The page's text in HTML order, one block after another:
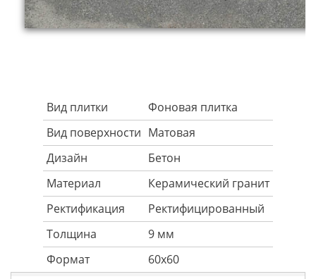
Вид плитки
Фоновая плитка
Вид поверхности Матовая
Дизайн
Бетон
Материал
Керамический гранит
Ректификация
Ректифицированный
Толщина
9 мм
Формат
60x60